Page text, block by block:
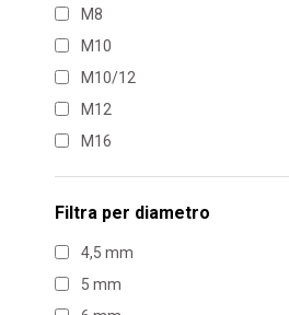
M8
M10
M10/12
M12
M16
Filtra per diametro
4,5 mm
5 mm